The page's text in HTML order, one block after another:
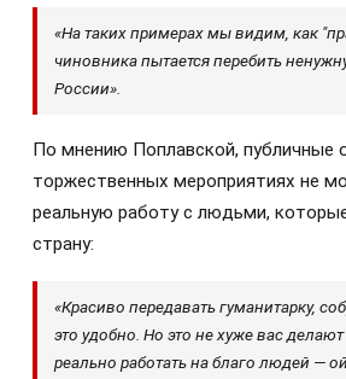
«На таких примерах мы видим, как
чиновника пытается перебить
России».
По мнению Поплавской, публичные
торжественных мероприятиях не
реальную работу с людьми,
страну:
«Красиво передавать гуманитарку,
это удобно. Но это не хуже вас
реально работать на благо людей —